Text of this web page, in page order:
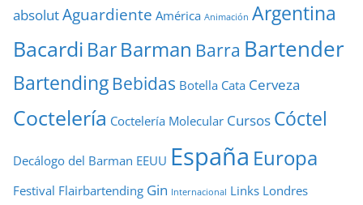
absolutAguardiente América Animación Argentina
Bacardi BarBarman Barra Bartender
Bartending Bebidas Botella Cata Cerveza
Coctelería Coctelería Molecular Cursos Cóctel
Decálogo del Barman EEUU España Europa
Festival Flairbartending Gin Internacional Links Londres